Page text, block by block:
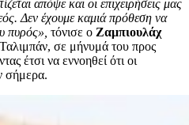
απόψε και οι επιχειρήσεις μας
Δεν έχουμε καμιά πρόθεση να
πυρός», τόνισε ο Ζαμπιουλάχ
σε μήνυμά του προς
έτσι να εννοηθεί ότι οι
σήμερα.